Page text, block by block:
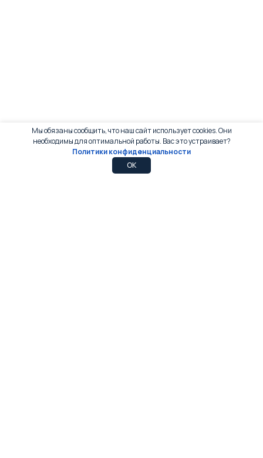
Мы обязаны сообщить, что наш сайт использует cookies. Они
необходимы для оптимальной работы. Вас это устраивает?
Политики конфиденциальности
OK